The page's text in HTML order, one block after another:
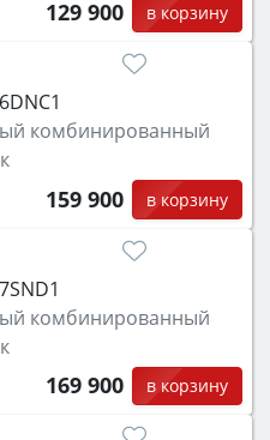
129 900 в корзину
комбинированный
159 900 в корзину
комбинированный
169 900 в корзину